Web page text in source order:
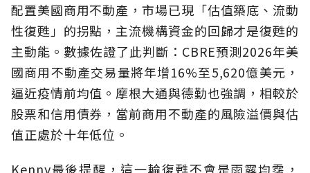
配置美國商用不動產，市場已現「估值築底、流動
性復甦」的拐點，主流機構資金的回歸才是復甦的
主動能。數據佐證了此判斷：CBRE預測2026年美
國商用不動產交易量將年增16%至5,620億美元，
逼近疫情前均值。摩根大通與德勤也強調，相較於
股票和信用債券，當前商用不動產的風險溢價與估
值正處於十年低位。
Kenny最後提醒，這一輪復甦不會是雨露均霑，